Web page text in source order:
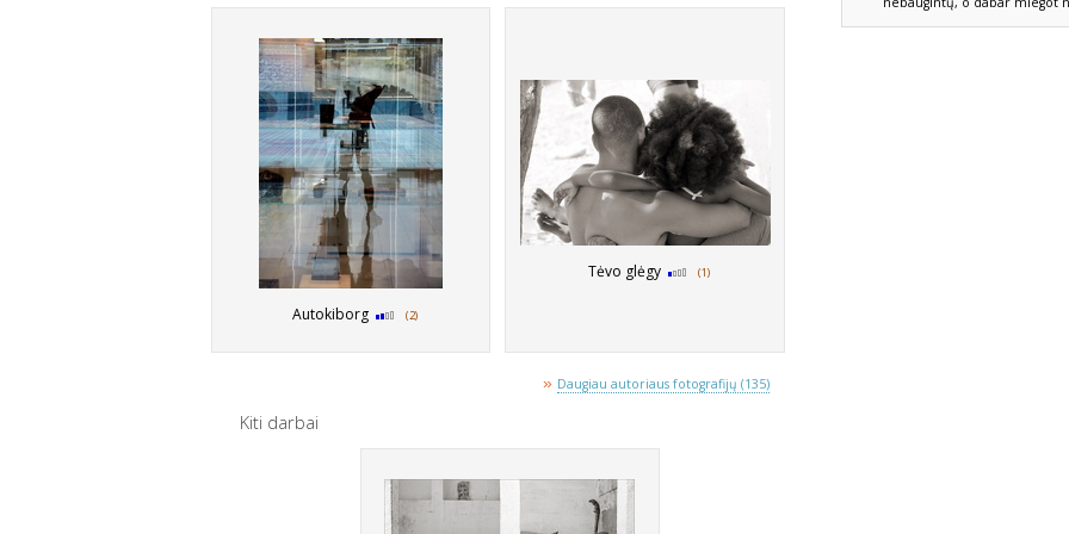
Autokiborg (2)
Tėvo glėgy (1)
» Daugiau autoriaus fotografijų (135)
Kiti darbai